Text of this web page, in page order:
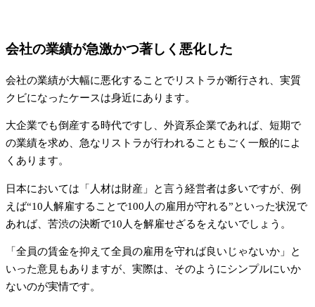
会社の業績が急激かつ著しく悪化した
会社の業績が大幅に悪化することでリストラが断行され、実質
クビになったケースは身近にあります。
大企業でも倒産する時代ですし、外資系企業であれば、短期で
の業績を求め、急なリストラが行われることもごく一般的によ
くあります。
日本においては「人材は財産」と言う経営者は多いですが、例
えば“10人解雇することで100人の雇用が守れる”といった状況で
あれば、苦渋の決断で10人を解雇せざるをえないでしょう。
「全員の賃金を抑えて全員の雇用を守れば良いじゃないか」と
いった意見もありますが、実際は、そのようにシンプルにいか
ないのが実情です。